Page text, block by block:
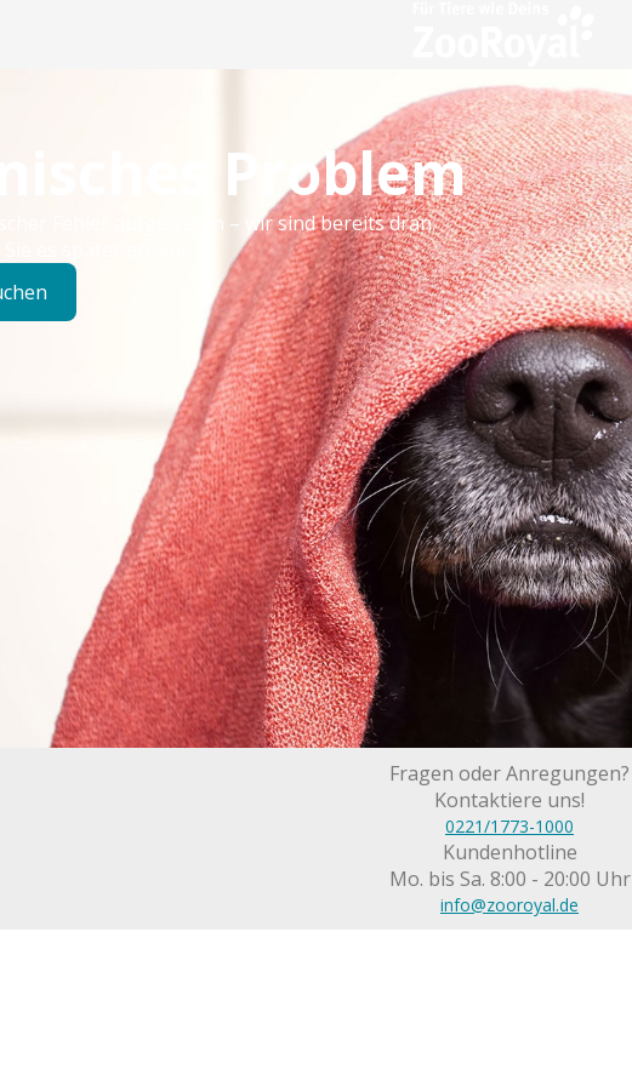
Problem
Fehler aufgetreten – wir sind bereits dran.
es später erneut.
Fragen oder Anregungen?
Kontaktiere uns!
0221/1773-1000
Kundenhotline
Mo. bis Sa. 8:00 - 20:00 Uhr
info@zooroyal.de